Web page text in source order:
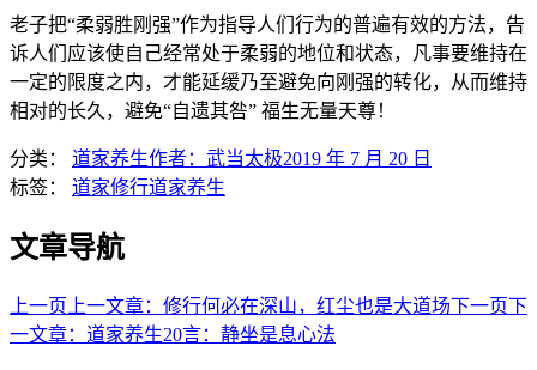
老子把“柔弱胜刚强”作为指导人们行为的普遍有效的方法，告
诉人们应该使自己经常处于柔弱的地位和状态，凡事要维持在
一定的限度之内，才能延缓乃至避免向刚强的转化，从而维持
相对的长久，避免“自遗其咎” 福生无量天尊！
分类： 道家养生作者： 武当太极2019 年 7 月 20 日
标签： 道家修行道家养生
文章导航
上一页 上一文章： 修行何必在深山，红尘也是大道场下一页下
一文章： 道家养生20言：静坐是息心法